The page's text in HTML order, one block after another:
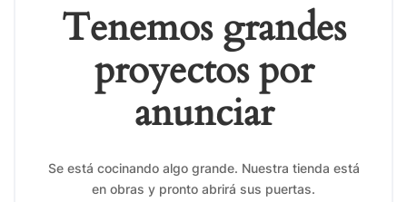
Tenemos grandes
proyectos por
anunciar
Se está cocinando algo grande. Nuestra tienda está
en obras y pronto abrirá sus puertas.